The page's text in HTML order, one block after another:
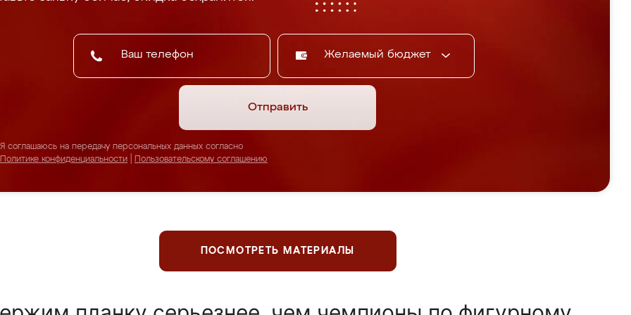
Желаемый бюджет
Отправить
Я соглашаюсь на передачу персональных данных согласно
Политике конфиденциальности
Пользовательскому соглашению
ПОСМОТРЕТЬ МАТЕРИАЛЫ